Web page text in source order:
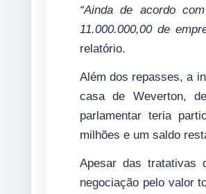
“Ainda de acordo
11.000.000,00 de
relatório.
Além dos repasses, a
casa de Weverton,
parlamentar teria
milhões e um saldo
Apesar das tratativas
negociação pelo valor